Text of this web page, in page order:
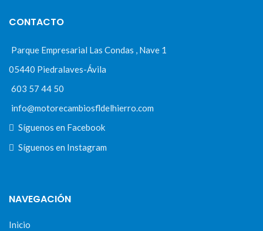
CONTACTO
Parque Empresarial Las Condas , Nave 1
05440 Piedralaves-Ávila
603 57 44 50
info@motorecambiosfldelhierro.com
Síguenos en Facebook
Síguenos en Instagram
NAVEGACIÓN
Inicio